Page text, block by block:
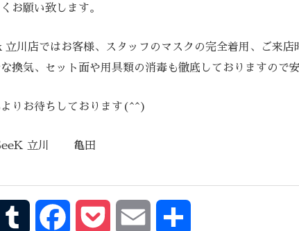
お願い致します。
川店ではお客様、スタッフのマスクの完全着用、ご来店
換気、セット面や用具類の消毒も徹底しておりますので
りお待ちしております(^^)
立川 亀田
Tumblr FacebookPocket Email